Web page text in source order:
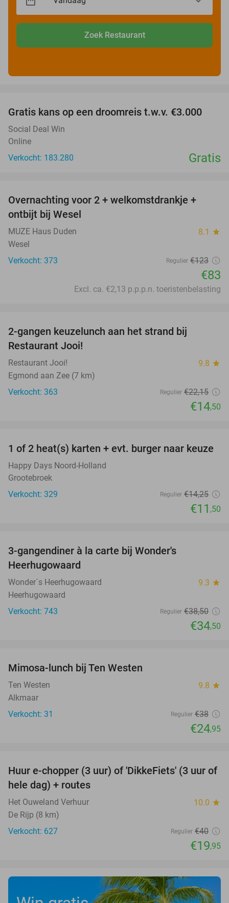
Zoek Restaurant
Gratis kans op een droomreis t.w.v. €3.000
Social Deal Win
Online
Verkocht: 183.280
Gratis
Overnachting voor 2 + welkomstdrankje +
ontbijt bij Wesel
MUZE Haus Duden 8.1 star
Wesel
Verkocht: 373
Regulier €123
€83
Excl. ca. €2,13 p.p.p.n. toeristenbelasting
2-gangen keuzelunch aan het strand bij
Restaurant Jooi!
Restaurant Jooi! 9.8 star
Egmond aan Zee (7 km)
Verkocht: 363
Regulier €22,15
€14,50
19%
1 of 2 heat(s) karten + evt. burger naar keuze
Happy Days Noord-Holland
Grootebroek
Verkocht: 329
Regulier €14,25
€11 ,50
3-gangendiner à la carte bij Wonder's
Heerhugowaard
Wonder´s Heerhugowaard 9.3 star
Heerhugowaard
Verkocht: 743
Regulier €38,50
€34,50
Mimosa-lunch bij Ten Westen
Ten Westen 9.8 star
Alkmaar
Verkocht: 31
Regulier €38
€24,95
50%
Huur e-chopper (3 uur) of 'DikkeFiets' (3 uur of
hele dag) + routes
Het Ouweland Verhuur 10.0 star
De Rijp (8 km)
Verkocht: 627
Regulier €40
€19,95